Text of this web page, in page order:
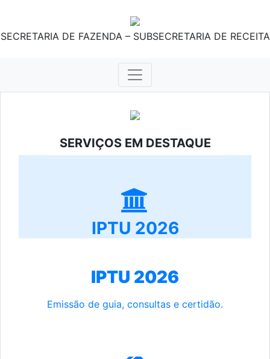
SECRETARIA DE FAZENDA – SUBSECRETARIA DE RECEITA
SERVIÇOS EM DESTAQUE
IPTU 2026
IPTU 2026
Emissão de guia, consultas e certidão.